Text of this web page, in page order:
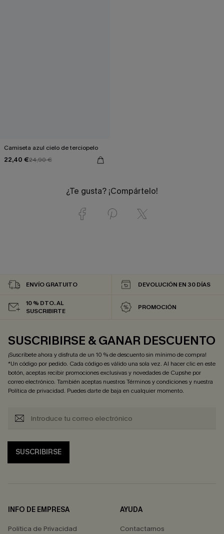
Camiseta azul cielo de terciopelo
22,40 €24,90 €
¿Te gusta? ¡Compártelo!
ENVÍO GRATUITO DEVOLUCIÓN EN 30 DÍAS
10 % DTO. AL
SUSCRIBIRTE
PROMOCIÓN
SUSCRIBIRSE & GANAR DESCUENTO
¡Suscríbete ahora y disfruta de un 10 % de descuento sin mínimo de compra!
*Un código por pedido. Cada código es válido una sola vez. Al hacer clic en este
botón, aceptas recibir promociones exclusivas y novedades de Cupshe por
correo electrónico. También aceptas nuestrosTérminos y condicionesy nuestra
Política de privacidad. Puedes darte de baja en cualquier momento.
SUSCRIBIRSE
INFO DE EMPRESA
Política de Privacidad
AYUDA
Contactarnos